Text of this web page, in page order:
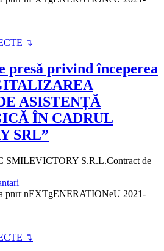
↴
presă privind începerea
ASISTENȚĂ
ÎN CADRUL
SRL”
SMILEVICTORY S.R.L.Contract de
↴